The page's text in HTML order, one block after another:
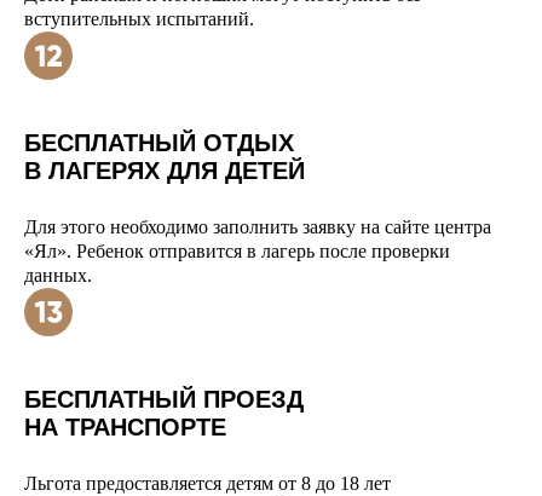
вступительных испытаний.
БЕСПЛАТНЫЙ ОТДЫХ
В ЛАГЕРЯХ ДЛЯ ДЕТЕЙ
Для этого необходимо заполнить заявку на сайте центра
«Ял». Ребенок отправится в лагерь после проверки
данных.
БЕСПЛАТНЫЙ ПРОЕЗД
НА ТРАНСПОРТЕ
Льгота предоставляется детям от 8 до 18 лет